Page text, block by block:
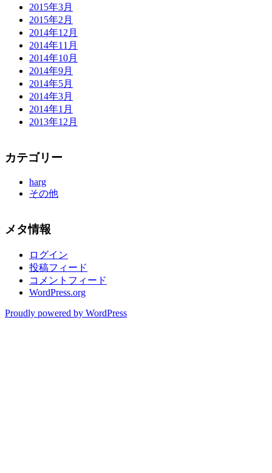
2015年3月
2015年2月
2014年12月
2014年11月
2014年10月
2014年9月
2014年5月
2014年3月
2014年1月
2013年12月
カテゴリー
harg
その他
メタ情報
ログイン
投稿フィード
コメントフィード
WordPress.org
Proudly powered by WordPress